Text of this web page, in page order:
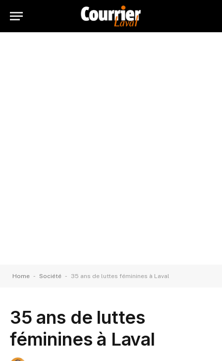
Home - Société - 35 ans de luttes féminines à Laval
35 ans de luttes
féminines à Laval